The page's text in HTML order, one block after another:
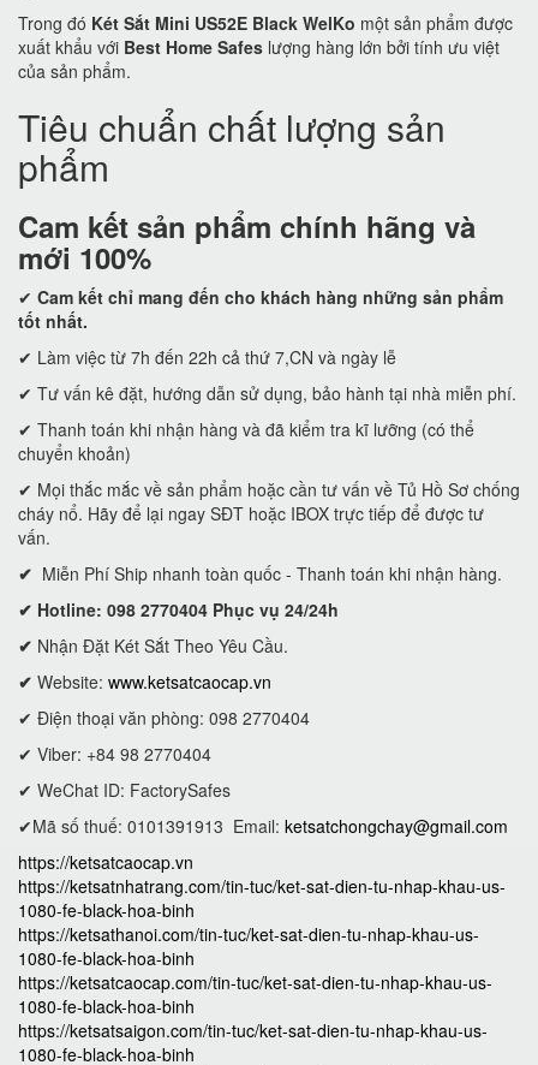
Trong đó Két Sắt Mini US52E Black WelKo một sản phẩm được
xuất khẩu với Best Home Safes lượng hàng lớn bởi tính ưu việt
của sản phẩm.
Tiêu chuẩn chất lượng sản
phẩm
Cam kết sản phẩm chính hãng và
mới 100%
✔ Cam kết chỉ mang đến cho khách hàng những sản phẩm
tốt nhất.
✔ Làm việc từ 7h đến 22h cả thứ 7,CN và ngày lễ
✔ Tư vấn kê đặt, hướng dẫn sử dụng, bảo hành tại nhà miễn phí.
✔ Thanh toán khi nhận hàng và đã kiểm tra kĩ lưỡng (có thể
chuyển khoản)
✔ Mọi thắc mắc về sản phẩm hoặc cần tư vấn về Tủ Hồ Sơ chống
cháy nổ. Hãy để lại ngay SĐT hoặc IBOX trực tiếp để được tư
vấn.
✔ Miễn Phí Ship nhanh toàn quốc - Thanh toán khi nhận hàng.
✔ Hotline: 098 2770404 Phục vụ 24/24h
✔ Nhận Đặt Két Sắt Theo Yêu Cầu.
✔ Website: www.ketsatcaocap.vn
✔ Điện thoại văn phòng: 098 2770404
✔ Viber: +84 98 2770404
✔ WeChat ID: FactorySafes
✔Mã số thuế: 0101391913 Email: ketsatchongchay@gmail.com
https://ketsatcaocap.vn
https://ketsatnhatrang.com/tin-tuc/ket-sat-dien-tu-nhap-khau-us-
1080-fe-black-hoa-binh
https://ketsathanoi.com/tin-tuc/ket-sat-dien-tu-nhap-khau-us-
1080-fe-black-hoa-binh
https://ketsatcaocap.com/tin-tuc/ket-sat-dien-tu-nhap-khau-us-
1080-fe-black-hoa-binh
https://ketsatsaigon.com/tin-tuc/ket-sat-dien-tu-nhap-khau-us-
1080-fe-black-hoa-binh